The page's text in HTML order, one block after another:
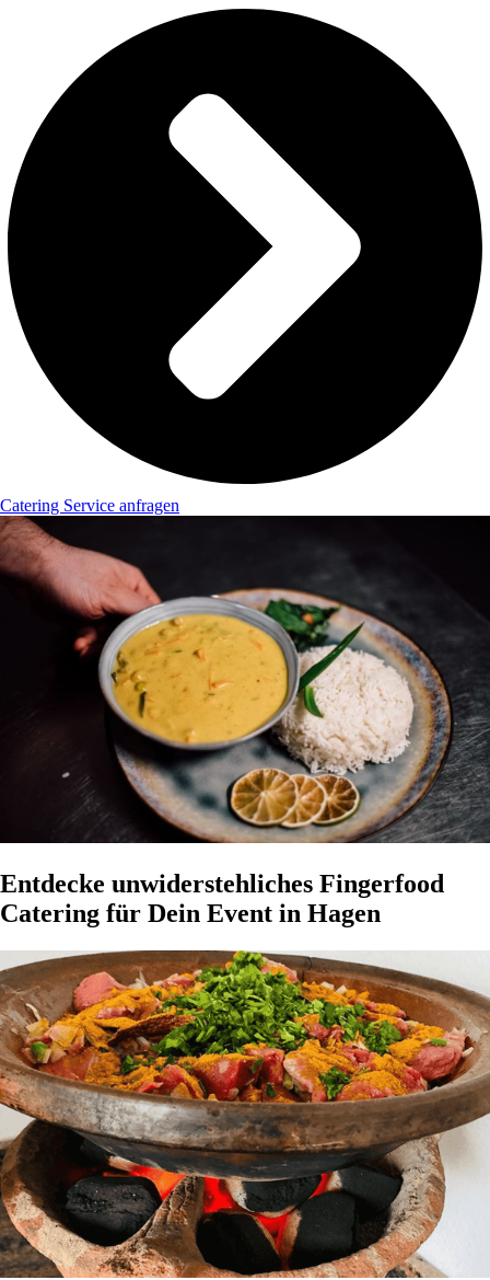
Catering Service anfragen
Entdecke unwiderstehliches Fingerfood
Catering für Dein Event in Hagen